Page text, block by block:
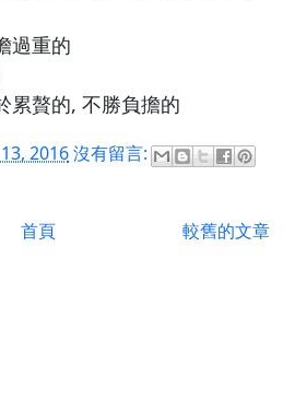
過重的
累贅的, 不勝負擔的
2016沒有留言:
較舊的文章
首頁